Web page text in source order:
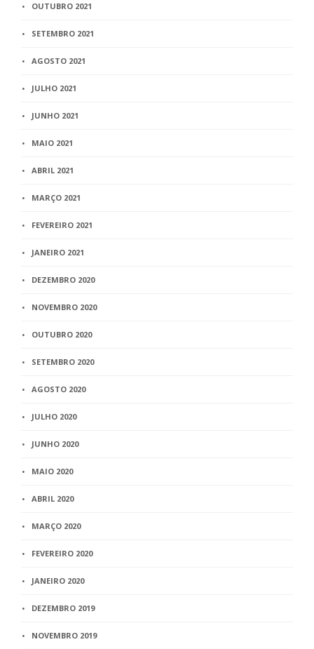
OUTUBRO 2021
SETEMBRO 2021
AGOSTO 2021
JULHO 2021
JUNHO 2021
MAIO 2021
ABRIL 2021
MARÇO 2021
FEVEREIRO 2021
JANEIRO 2021
DEZEMBRO 2020
NOVEMBRO 2020
OUTUBRO 2020
SETEMBRO 2020
AGOSTO 2020
JULHO 2020
JUNHO 2020
MAIO 2020
ABRIL 2020
MARÇO 2020
FEVEREIRO 2020
JANEIRO 2020
DEZEMBRO 2019
NOVEMBRO 2019